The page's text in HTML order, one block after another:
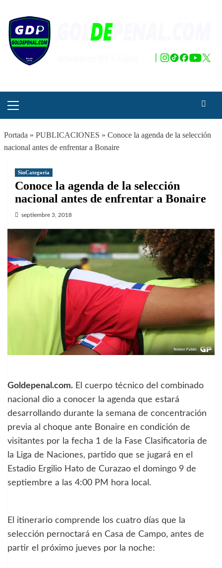
contenido
principal
Portada » PUBLICACIONES » Conoce la agenda de la selección
nacional antes de enfrentar a Bonaire
SinCategoria
Conoce la agenda de la selección
nacional antes de enfrentar a Bonaire
septiembre 3, 2018
Goldepenal.com. El cuerpo técnico del combinado
nacional dio a conocer la agenda que estará
desarrollando durante la semana de concentración
previa al choque ante Bonaire en condición de
visitantes por la fecha 1 de la Fase Clasificatoria de
la Liga de Naciones, partido que se jugará en el
Estadio Ergilio Hato de Curazao el domingo 9 de
septiembre a las 4:00 PM hora local.
El itinerario comprende los cuatro días que la
selección pernoctará en Casa de Campo, antes de
partir el próximo jueves por la noche: